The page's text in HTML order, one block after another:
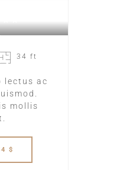
34 ft
lectus ac
mollis
$